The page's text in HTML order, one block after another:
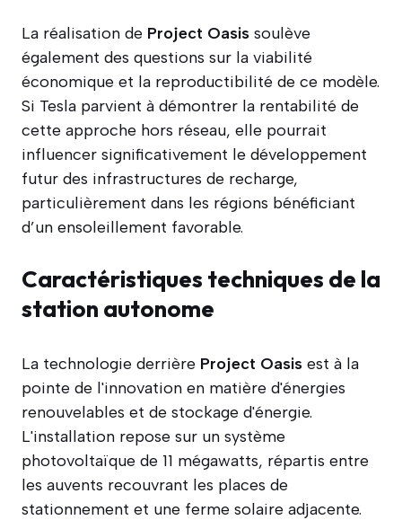
La réalisation de Project Oasis soulève
également des questions sur la viabilité
économique et la reproductibilité de ce modèle.
Si Tesla parvient à démontrer la rentabilité de
cette approche hors réseau, elle pourrait
influencer significativement le développement
futur des infrastructures de recharge,
particulièrement dans les régions bénéficiant
d’un ensoleillement favorable.
Caractéristiques techniques de la
station autonome
La technologie derrière Project Oasis est à la
pointe de l'innovation en matière d'énergies
renouvelables et de stockage d'énergie.
L'installation repose sur un système
photovoltaïque de 11 mégawatts, répartis entre
les auvents recouvrant les places de
stationnement et une ferme solaire adjacente.